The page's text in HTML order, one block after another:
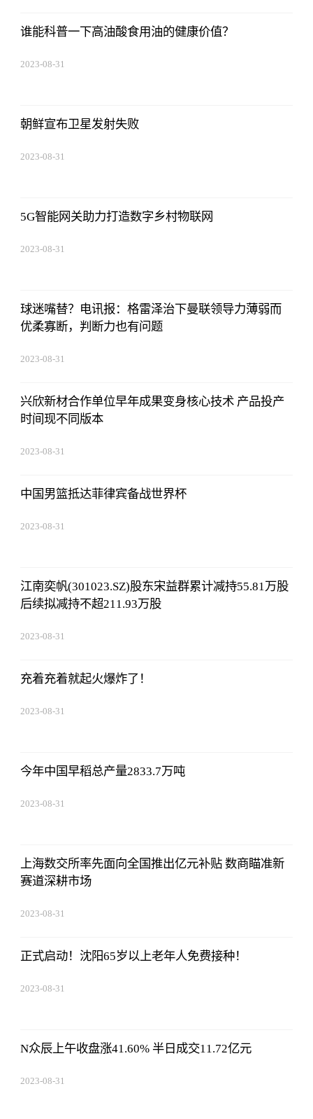
谁能科普一下高油酸食用油的健康价值？
2023-08-31
朝鲜宣布卫星发射失败
2023-08-31
5G智能网关助力打造数字乡村物联网
2023-08-31
球迷嘴替？电讯报：格雷泽治下曼联领导力薄弱而
优柔寡断，判断力也有问题
2023-08-31
兴欣新材合作单位早年成果变身核心技术 产品投产
时间现不同版本
2023-08-31
中国男篮抵达菲律宾备战世界杯
2023-08-31
江南奕帆(301023.SZ)股东宋益群累计减持55.81万股
后续拟减持不超211.93万股
2023-08-31
充着充着就起火爆炸了！
2023-08-31
今年中国早稻总产量2833.7万吨
2023-08-31
上海数交所率先面向全国推出亿元补贴 数商瞄准新
赛道深耕市场
2023-08-31
正式启动！沈阳65岁以上老年人免费接种！
2023-08-31
N众辰上午收盘涨41.60% 半日成交11.72亿元
2023-08-31